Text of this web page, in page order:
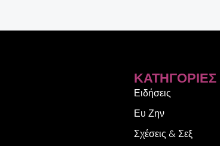
ΚΑΤΗΓΟΡΊΕΣ
Ειδήσεις
Ευ Ζην
Σχέσεις & Σεξ